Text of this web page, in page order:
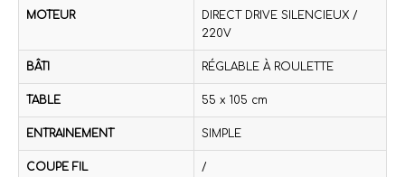
MOTEUR
DIRECT DRIVE SILENCIEUX /
220V
BÂTI RÉGLABLE À ROULETTE
TABLE 55 x 105 cm
ENTRAINEMENT SIMPLE
COUPE FIL /